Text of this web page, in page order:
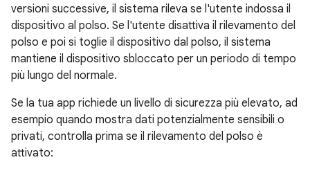
versioni successive, il sistema rileva se l'utente indossa il
dispositivo al polso. Se l'utente disattiva il rilevamento del
polso e poi si toglie il dispositivo dal polso, il sistema
mantiene il dispositivo sbloccato per un periodo di tempo
più lungo del normale.
Se la tua app richiede un livello di sicurezza più elevato, ad
esempio quando mostra dati potenzialmente sensibili o
privati, controlla prima se il rilevamento del polso è
attivato: